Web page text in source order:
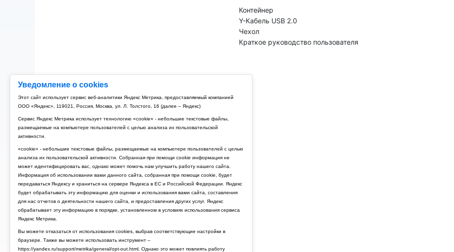
Уведомление о cookies
Этот сайт использует сервис веб-аналитики Яндекс Метрика, предоставляемый компанией
ООО «Яндекс», 119021, Россия, Москва, ул. Л. Толстого, 16 (далее – Яндекс)
Сервис Яндекс Метрика использует технологию «cookie» - небольшие текстовые файлы,
размещаемые на компьютере пользователей с целью анализа их пользовательской
активности.
«cookie» - небольшие текстовые файлы, размещаемые на компьютере пользователей с целью
анализа их пользовательской активности. Собранная при помощи cookie информация не
может идентифицировать вас, однако может помочь нам улучшить работу нашего сайта.
Информация об использовании вами данного сайта, собранная при помощи cookie, будет
передаваться Яндексу и храниться на сервере Яндекса в ЕС и Российской Федерации. Яндекс
будет обрабатывать эту информацию для оценки и использования вами сайта, составления
для нас отчетов о деятельности нашего сайта, и предоставления других услуг. Яндекс
обрабатывает эту информацию в порядке, установленном в условиях использования сервиса
Яндекс Метрика.
Вы можете отказаться от использования cookies, выбрав соответствующие настройки в
браузере. Также вы можете использовать инструмент –
https://yandex.ru/support/metrika/general/opt-out.html. Однако это может повлиять работу
Контейнер
Y-Кабель USB 2.0
Чехол
Краткое руководство пользователя